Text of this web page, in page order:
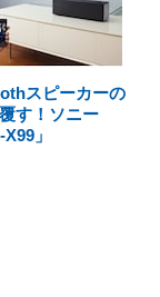
スピーカーの
す！ソニー
X99」